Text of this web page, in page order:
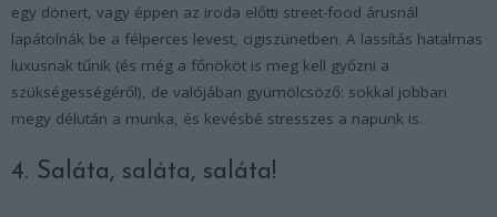
egy dönert, vagy éppen az iroda előtti street-food árusnál
lapátolnák be a félperces levest, cigiszünetben. A lassítás hatalmas
luxusnak tűnik (és még a főnököt is meg kell győzni a
szükségességéről), de valójában gyümölcsöző: sokkal jobban
megy délután a munka, és kevésbé stresszes a napunk is.
4. Saláta, saláta, saláta!